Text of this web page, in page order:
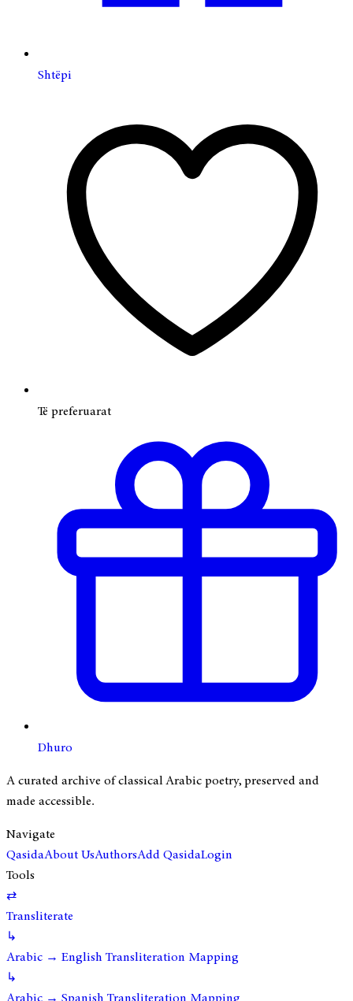
Shtëpi
Të preferuarat
Dhuro
A curated archive of classical Arabic poetry, preserved and
made accessible.
Navigate
QasidaAbout UsAuthorsAdd QasidaLogin
Tools
⇄
Transliterate
↳
Arabic → English Transliteration Mapping
↳